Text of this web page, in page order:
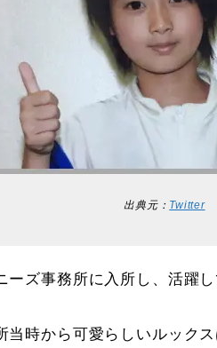
出典元： Twitter
ーズ事務所に入所し、活躍し
当時から可愛らしいルック